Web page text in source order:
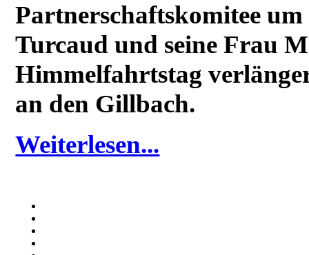
Partnerschaftskomitee um
Turcaud und seine Frau
Himmelfahrtstag
an den Gillbach.
Weiterlesen...